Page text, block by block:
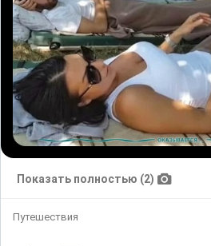
Показать полностью (2)
Путешествия